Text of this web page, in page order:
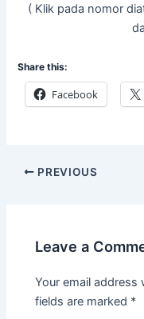
( Klik pada nomor
Share this:
Facebook
PREVIOUS
Leave a
Your email address
fields are marked *